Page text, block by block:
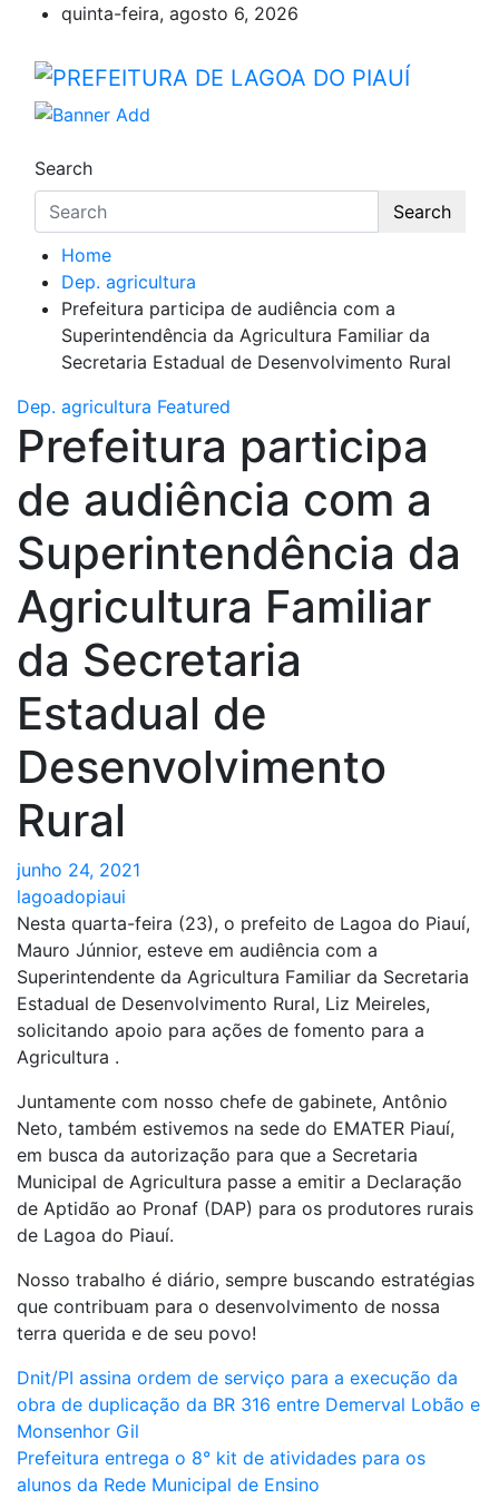
content
quinta-feira, agosto 6, 2026
PREFEITURA DE LAGOA
Lagoa do Piauí, Piauí, Brasil
Search
Search
Home
Dep. agricultura
Prefeitura participa de audiência com a
Superintendência da Agricultura Familiar da
Secretaria Estadual de Desenvolvimento Rural
Dep. agricultura Featured
Prefeitura participa
de audiência com a
Superintendência da
Agricultura Familiar
da Secretaria
Estadual de
Desenvolvimento
Rural
junho 24, 2021
lagoadopiaui
Nesta quarta-feira (23), o prefeito de Lagoa do Piauí,
Mauro Júnnior, esteve em audiência com a
Superintendente da Agricultura Familiar da Secretaria
Estadual de Desenvolvimento Rural, Liz Meireles,
solicitando apoio para ações de fomento para a
Agricultura .
Juntamente com nosso chefe de gabinete, Antônio
Neto, também estivemos na sede do EMATER Piauí,
em busca da autorização para que a Secretaria
Municipal de Agricultura passe a emitir a Declaração
de Aptidão ao Pronaf (DAP) para os produtores rurais
de Lagoa do Piauí.
Nosso trabalho é diário, sempre buscando estratégias
que contribuam para o desenvolvimento de nossa
terra querida e de seu povo!
Navegação
de
Post
Dnit/PI assina ordem de serviço para a execução da
obra de duplicação da BR 316 entre Demerval Lobão e
Monsenhor Gil
Prefeitura entrega o 8° kit de atividades para os
alunos da Rede Municipal de Ensino